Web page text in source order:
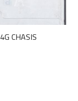
CHASIS